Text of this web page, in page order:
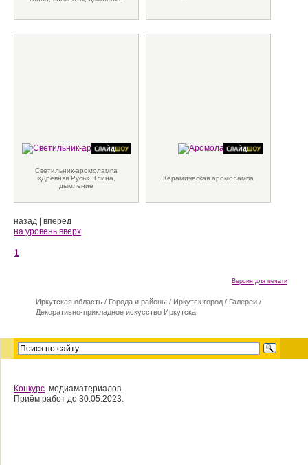
Светильник-аромолампа
«Древняя Русь». Глина,
дымление
Керамическая аромолампа
назад
вперед
на уровень вверх
1
Версия для печати
Иркутская область / Города и районы / Иркутск город / Галереи /
Декоративно-прикладное искусство Иркутска
Конкурс медиаматериалов.
Приём работ до 30.05.2023.